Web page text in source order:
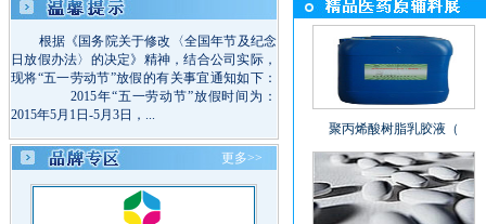
根据《国务院关于修改〈全国年节及纪念
日放假办法〉的决定》精神，结合公司实际，
现将“五一劳动节”放假的有关事宜通知如下：
2015年“五一劳动节”放假时间为：
2015年5月1日-5月3日，...
更多>>
聚丙烯酸树脂乳胶液（